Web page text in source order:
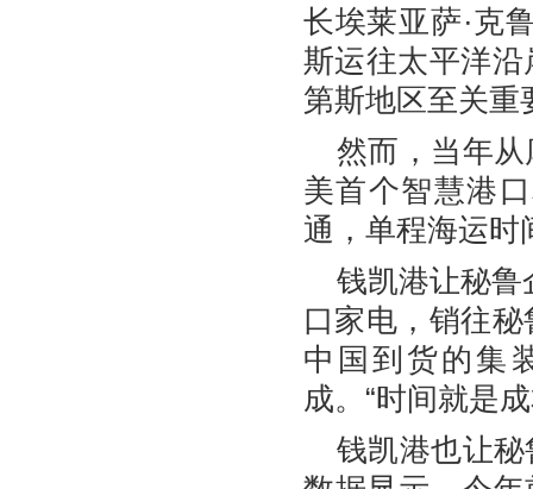
长埃莱亚萨·克
斯运往太平洋
第斯地区至关重
然而，当年
美首个智慧港
通，单程海运时
钱凯港让秘鲁
口家电，销往
中国到货的集
成。“时间就是
钱凯港也让